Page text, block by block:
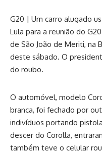
G20 | Um carro alugado
Lula para a reunião do
de São João de Meriti, na
deste sábado. O
do roubo.
O automóvel, modelo
branca, foi fechado por
indivíduos portando
descer do Corolla,
também teve o celular